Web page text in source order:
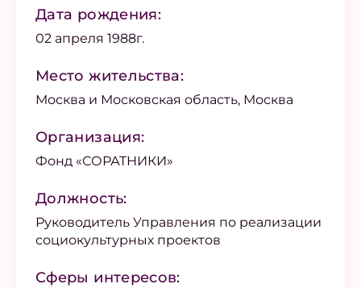
Дата рождения:
02 апреля 1988г.
Место жительства:
Москва и Московская область, Москва
Организация:
Фонд «СОРАТНИКИ»
Должность:
Руководитель Управления по реализации
социокультурных проектов
Сферы интересов: